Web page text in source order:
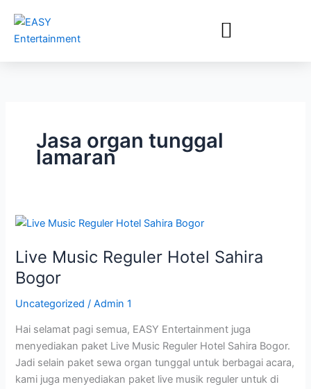
konten
Jasa organ tunggal
lamaran
Live Music Reguler Hotel Sahira
Bogor
Uncategorized /Admin 1
Hai selamat pagi semua, EASY Entertainment juga
menyediakan paket Live Music Reguler Hotel Sahira Bogor.
Jadi selain paket sewa organ tunggal untuk berbagai acara,
kami juga menyediakan paket live musik reguler untuk di
Live
Reguler
Hotel
Sahira
Bogor